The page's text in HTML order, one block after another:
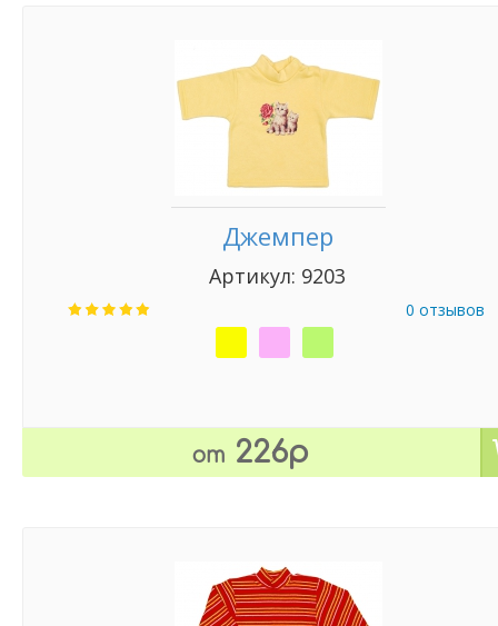
Джемпер
Артикул: 9203
0 отзывов
от 226р